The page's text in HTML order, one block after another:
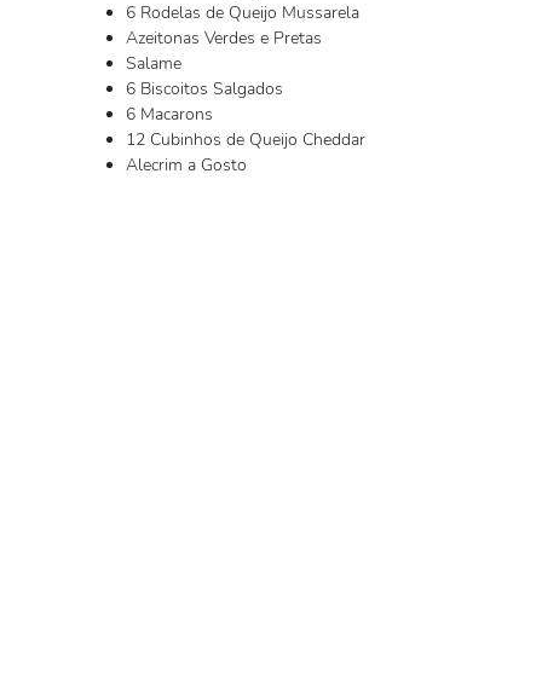
6 Rodelas de Queijo Mussarela
Azeitonas Verdes e Pretas
Salame
6 Biscoitos Salgados
6 Macarons
12 Cubinhos de Queijo Cheddar
Alecrim a Gosto